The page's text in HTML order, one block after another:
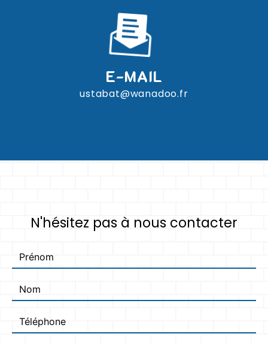
E-MAIL
ustabat@wanadoo.fr
N'hésitez pas à nous contacter